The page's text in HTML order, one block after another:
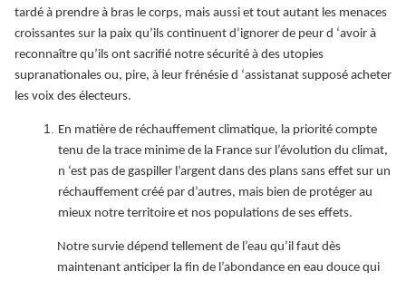
tardé à prendre à bras le corps, mais aussi et tout autant les menaces
croissantes sur la paix qu’ils continuent d‘ignorer de peur d ‘avoir à
reconnaître qu’ils ont sacrifié notre sécurité à des utopies
supranationales ou, pire, à leur frénésie d ‘assistanat supposé acheter
les voix des électeurs.
En matière de réchauffement climatique, la priorité compte
tenu de la trace minime de la France sur l’évolution du climat,
n ‘est pas de gaspiller l’argent dans des plans sans effet sur un
réchauffement créé par d’autres, mais bien de protéger au
mieux notre territoire et nos populations de ses effets.
Notre survie dépend tellement de l’eau qu’il faut dès
maintenant anticiper la fin de l’abondance en eau douce qui